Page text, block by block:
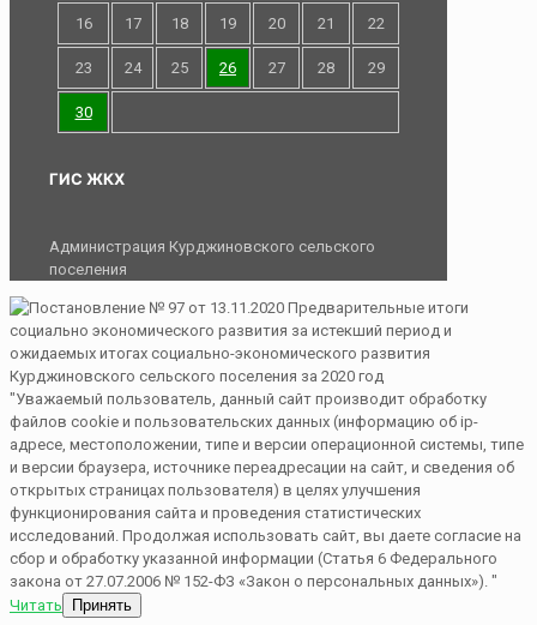
16 17 18 19 20 21 22
23 24 25 26 27 28 29
30
ГИС ЖКХ
Администрация Курджиновского сельского
поселения
"Уважаемый пользователь, данный сайт производит обработку
файлов cookie и пользовательских данных (информацию об ip-
адресе, местоположении, типе и версии операционной системы, типе
и версии браузера, источнике переадресации на сайт, и сведения об
открытых страницах пользователя) в целях улучшения
функционирования сайта и проведения статистических
исследований. Продолжая использовать сайт, вы даете согласие на
сбор и обработку указанной информации (Статья 6 Федерального
закона от 27.07.2006 № 152-ФЗ «Закон о персональных данных»). "
Читать
Принять